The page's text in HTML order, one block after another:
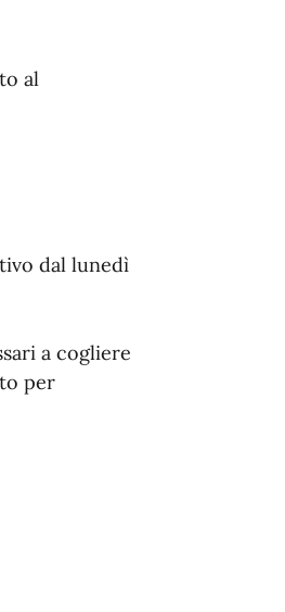
al
dal lunedì
a cogliere
per